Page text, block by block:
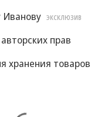
Иванову
ЭКСКЛЮЗИВ
прав
хранения товаров